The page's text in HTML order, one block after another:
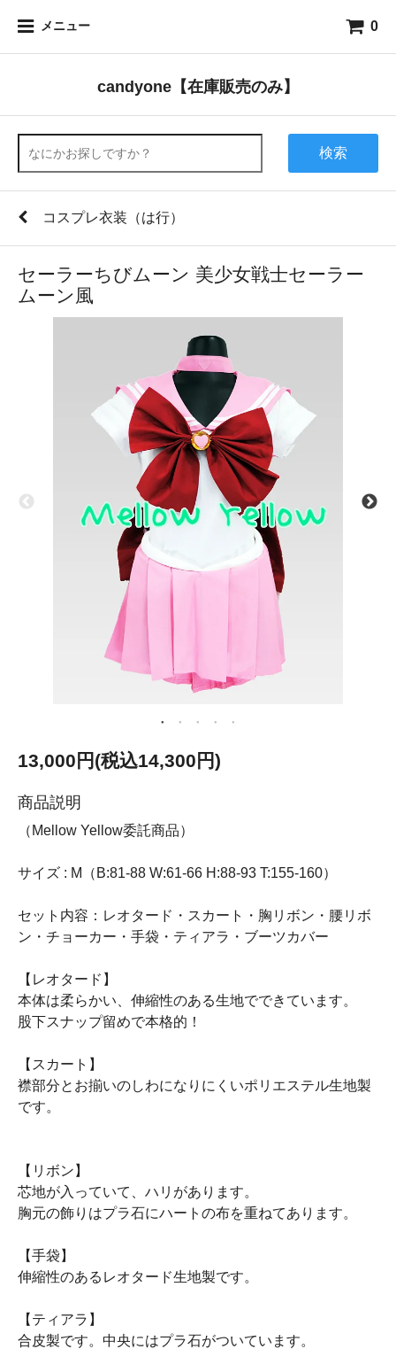
メニュー 0
candyone【在庫販売のみ】
検索
コスプレ衣装（は行）
セーラーちびムーン 美少女戦士セーラー
ムーン風
13,000円(税込14,300円)
商品説明
（Mellow Yellow委託商品）
サイズ : M（B:81-88 W:61-66 H:88-93 T:155-160）
セット内容：レオタード・スカート・胸リボン・腰リボ
ン・チョーカー・手袋・ティアラ・ブーツカバー
【レオタード】
本体は柔らかい、伸縮性のある生地でできています。
股下スナップ留めで本格的！
【スカート】
襟部分とお揃いのしわになりにくいポリエステル生地製
です。
【リボン】
芯地が入っていて、ハリがあります。
胸元の飾りはプラ石にハートの布を重ねてあります。
【手袋】
伸縮性のあるレオタード生地製です。
【ティアラ】
合皮製です。中央にはプラ石がついています。